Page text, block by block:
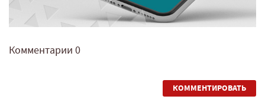
Комментарии 0
КОММЕНТИРОВАТЬ